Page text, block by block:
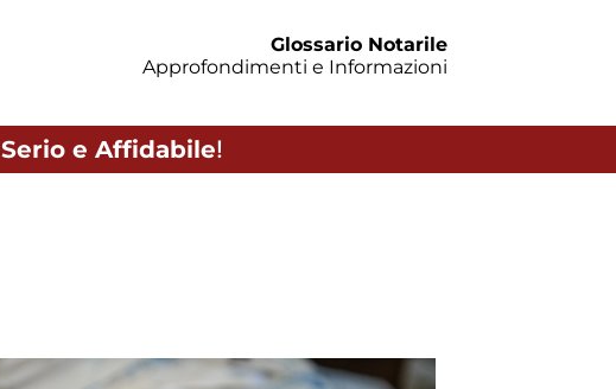
Glossario Notarile
Approfondimenti e Informazioni
Serio e Affidabile!